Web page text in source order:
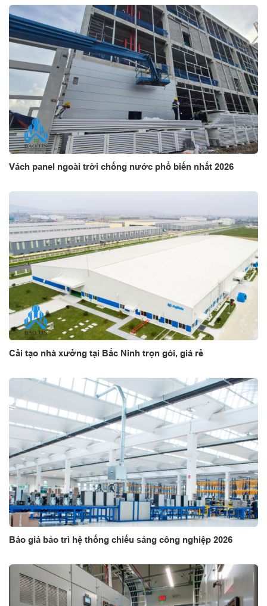
Vách panel ngoài trời chống nước phổ biến nhất 2026
Cải tạo nhà xưởng tại Bắc Ninh trọn gói, giá rẻ
Báo giá bảo trì hệ thống chiếu sáng công nghiệp 2026